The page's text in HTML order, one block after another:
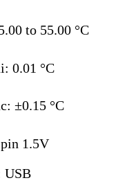
to 55.00 °C
0.01 °C
±0.15 °C
1.5V
USB